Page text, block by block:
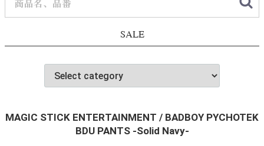
SALE
MAGIC STICK ENTERTAINMENT / BADBOY PYCHOTEK
BDU PANTS -Solid Navy-